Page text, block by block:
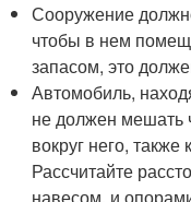
Сооружение
чтобы в нем
запасом, это
Автомобиль,
не должен мешать
вокруг него, также
Рассчитайте